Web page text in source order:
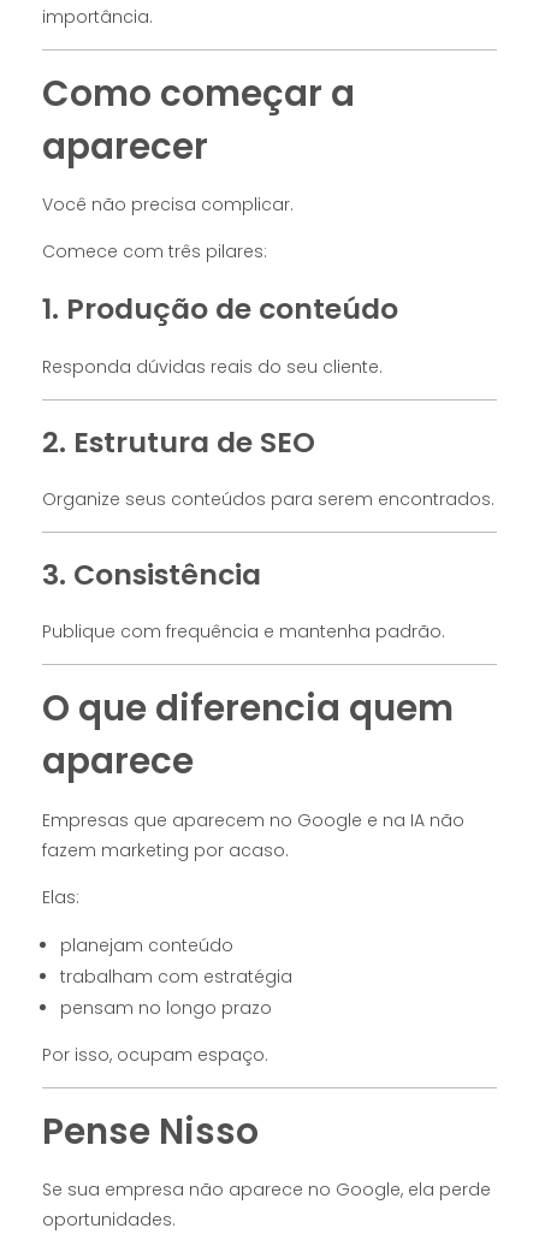
importância.
Como começar a
aparecer
Você não precisa complicar.
Comece com três pilares:
1. Produção de conteúdo
Responda dúvidas reais do seu cliente.
2. Estrutura de SEO
Organize seus conteúdos para serem encontrados.
3. Consistência
Publique com frequência e mantenha padrão.
O que diferencia quem
aparece
Empresas que aparecem no Google e na IA não
fazem marketing por acaso.
Elas:
planejam conteúdo
trabalham com estratégia
pensam no longo prazo
Por isso, ocupam espaço.
Pense Nisso
Se sua empresa não aparece no Google, ela perde
oportunidades.